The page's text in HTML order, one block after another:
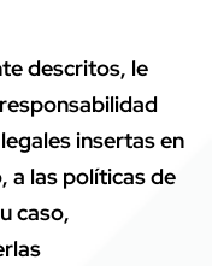
descritos, le
insertas en
a las políticas de
caso,